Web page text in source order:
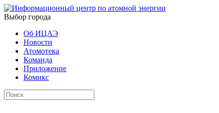
Выбор города
Об ИЦАЭ
Новости
Атомотека
Команда
Приложение
Комикс